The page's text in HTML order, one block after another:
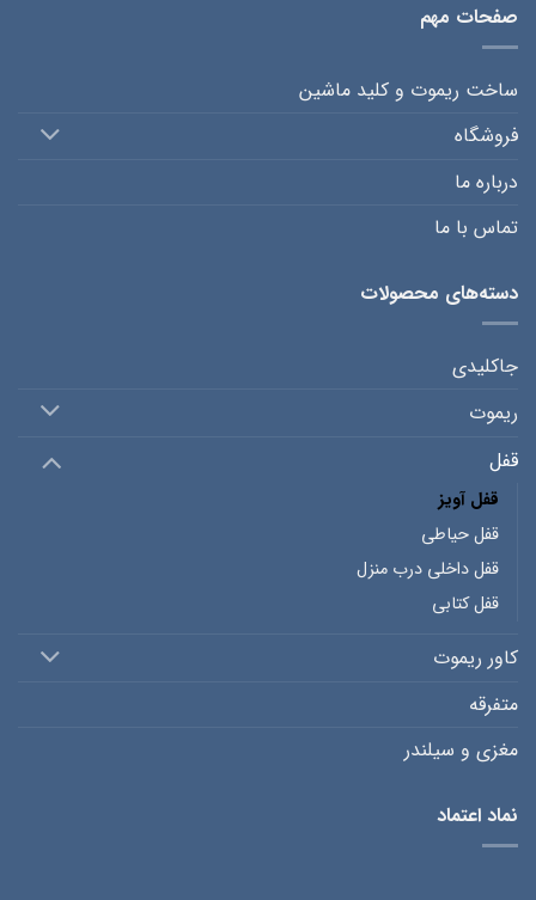
صفحات مهم
ساخت ریموت و کلید ماشین
فروشگاه
درباره ما
تماس با ما
دسته‌های محصولات
جاکلیدی
ریموت
قفل
قفل آویز
قفل حیاطی
قفل داخلی درب منزل
قفل کتابی
کاور ریموت
متفرقه
مغزی و سیلندر
نماد اعتماد